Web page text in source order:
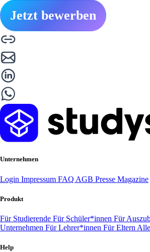
Jetzt bewerben
Unternehmen
Login Impressum FAQ AGB Presse Magazine
Produkt
Für Studierende Für Schüler*innen Für
Unternehmen Für Lehrer*innen Für Eltern
Help